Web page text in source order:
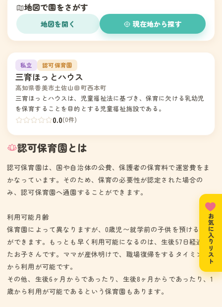
地図で園をさがす
地図を開く 現在地から探す
1私立 認可保育園
三育ほっとハウス
高知県香美市土佐山田町西本町
三育ほっとハウスは、児童福祉法に基づき、保育に欠ける乳幼児
を保育することを目的とする児童福祉施設である。
0.0(0件)
認可保育園とは
認可保育園は、国や自治体の公費、保護者の保育料で運営費をま
かなっています。そのため、保育の必要性が認定された場合の
み、認可保育園へ通園することができます。
利用可能月齢
保育園によって異なりますが、0歳児〜就学前の子供を預けること
ができます。もっとも早く利用可能になるのは、生後57日経過し
たお子さんです。ママが産休明けで、職場復帰をするタイミング
から利用が可能です。
その他、生後6ヶ月からであったり、生後8ヶ月からであったり、1
歳から利用が可能であるという保育園もあります。
お気に入りリスト